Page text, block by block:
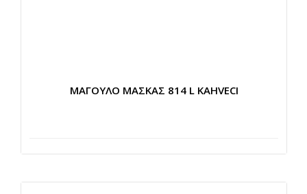
ΜΑΓΟΥΛΟ ΜΑΣΚΑΣ 814 L KAHVECI